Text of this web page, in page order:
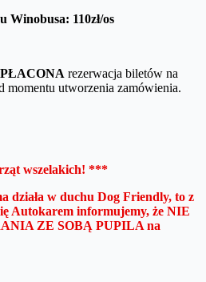
110zł/os
rezerwacja biletów na
momentu utworzenia zamówienia.
wszelakich! ***
działa w duchu Dog Friendly, to z
Autokarem informujemy, że NIE
ZE SOBĄ PUPILA na